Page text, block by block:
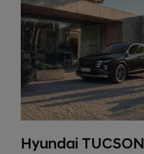
Hyundai